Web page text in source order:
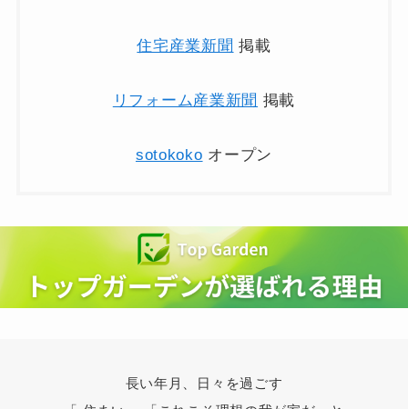
住宅産業新聞 掲載
リフォーム産業新聞 掲載
sotokoko オープン
長い年月、日々を過ごす